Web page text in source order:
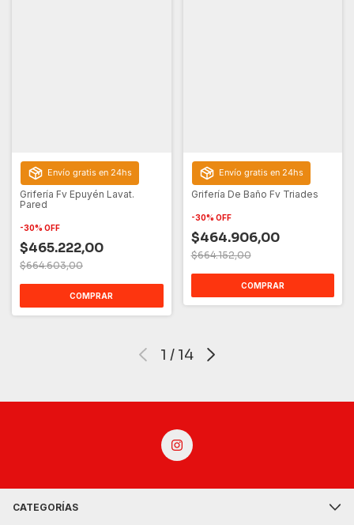
Envío gratis en 24hs
Grifería Fv Epuyén Lavat.
Pared
-30% OFF
$465.222,00
$664.603,00
COMPRAR
Envío gratis en 24hs
Grifería De Baño Fv Triades
-30% OFF
$464.906,00
$664.152,00
COMPRAR
1 / 14
CATEGORÍAS